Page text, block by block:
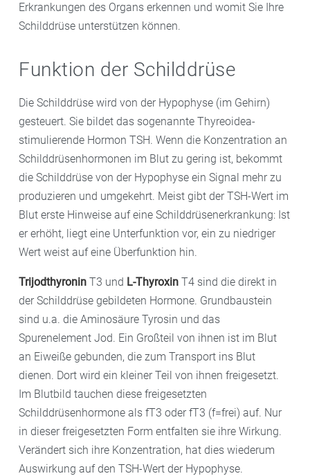
Erkrankungen des Organs erkennen und womit Sie Ihre
Schilddrüse unterstützen können.
Funktion der Schilddrüse
Die Schilddrüse wird von der Hypophyse (im Gehirn)
gesteuert. Sie bildet das sogenannte Thyreoidea-
stimulierende Hormon TSH. Wenn die Konzentration an
Schilddrüsenhormonen im Blut zu gering ist, bekommt
die Schilddrüse von der Hypophyse ein Signal mehr zu
produzieren und umgekehrt. Meist gibt der TSH-Wert im
Blut erste Hinweise auf eine Schilddrüsenerkrankung: Ist
er erhöht, liegt eine Unterfunktion vor, ein zu niedriger
Wert weist auf eine Überfunktion hin.
Trijodthyronin T3 und L-Thyroxin T4 sind die direkt in
der Schilddrüse gebildeten Hormone. Grundbaustein
sind u.a. die Aminosäure Tyrosin und das
Spurenelement Jod. Ein Großteil von ihnen ist im Blut
an Eiweiße gebunden, die zum Transport ins Blut
dienen. Dort wird ein kleiner Teil von ihnen freigesetzt.
Im Blutbild tauchen diese freigesetzten
Schilddrüsenhormone als fT3 oder fT3 (f=frei) auf. Nur
in dieser freigesetzten Form entfalten sie ihre Wirkung.
Verändert sich ihre Konzentration, hat dies wiederum
Auswirkung auf den TSH-Wert der Hypophyse.